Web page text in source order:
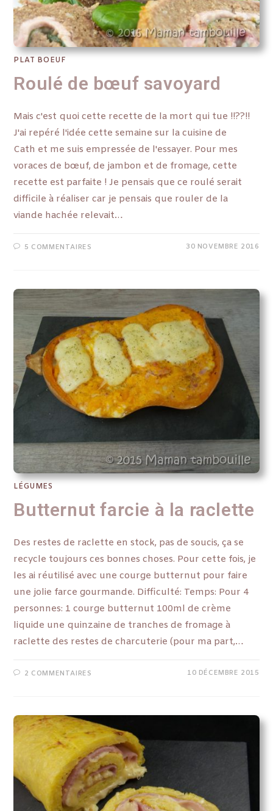
PLAT BOEUF
Roulé de bœuf savoyard
Mais c'est quoi cette recette de la mort qui tue !!??!!
J'ai repéré l'idée cette semaine sur la cuisine de
Cath et me suis empressée de l'essayer. Pour mes
voraces de bœuf, de jambon et de fromage, cette
recette est parfaite ! Je pensais que ce roulé serait
difficile à réaliser car je pensais que rouler de la
viande hachée relevait…
5 COMMENTAIRES 30 NOVEMBRE 2016
LÉGUMES
Butternut farcie à la raclette
Des restes de raclette en stock, pas de soucis, ça se
recycle toujours ces bonnes choses. Pour cette fois, je
les ai réutilisé avec une courge butternut pour faire
une jolie farce gourmande. Difficulté: Temps: Pour 4
personnes: 1 courge butternut 100ml de crème
liquide une quinzaine de tranches de fromage à
raclette des restes de charcuterie (pour ma part,…
2 COMMENTAIRES 10 DÉCEMBRE 2015